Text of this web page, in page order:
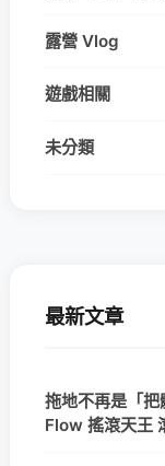
露營 Vlog
遊戲相關
未分類
最新文章
拖地不再是「
Flow 搖滾天王